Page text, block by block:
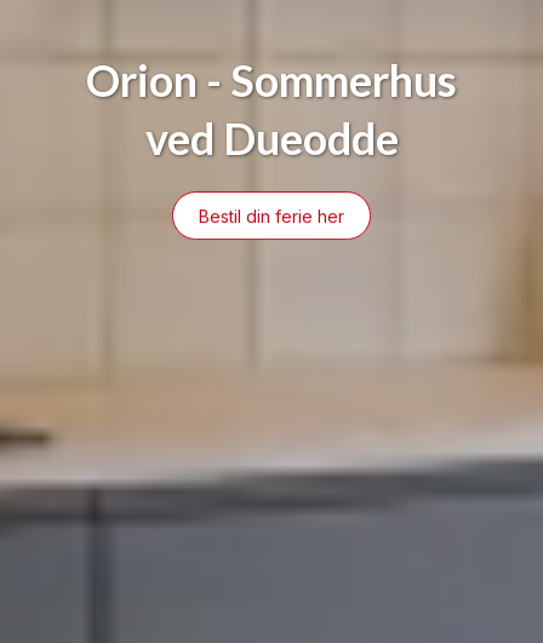
Orion - Sommerhus
ved Dueodde
Bestil din ferie her